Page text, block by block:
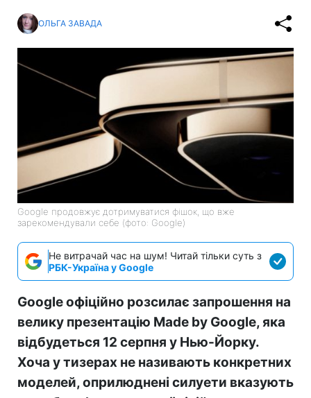
ОЛЬГА ЗАВАДА
Google продовжує дотримуватися фішок, що вже
зарекомендували себе (фото: Google)
Не витрачай час на шум! Читай тільки суть з
РБК-Україна у Google
Google офіційно розсилає запрошення на
велику презентацію Made by Google, яка
відбудеться 12 серпня у Нью-Йорку.
Хоча у тизерах не називають конкретних
моделей, оприлюднені силуети вказують